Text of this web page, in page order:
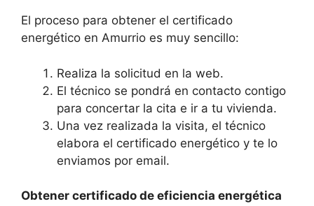
El proceso para obtener el certificado
energético en Amurrio es muy sencillo:
Realiza la solicitud en la web.
El técnico se pondrá en contacto contigo
para concertar la cita e ir a tu vivienda.
Una vez realizada la visita, el técnico
elabora el certificado energético y te lo
enviamos por email.
Obtener certificado de eficiencia energética